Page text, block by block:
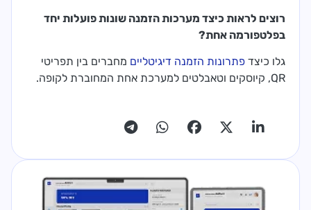
רוצים לראות כיצד מערכות הזמנה שונות פועלות יחד
בפלטפורמה אחת?
גלו כיצד פתרונות הזמנה דיגיטליים מחברים בין תפריטי
QR, קיוסקים וטאבלטים למערכת אחת המחוברת לקופה.